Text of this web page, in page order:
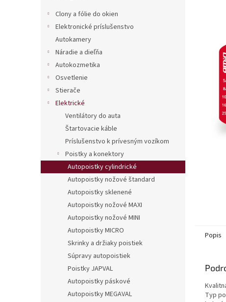
Clony a fólie do okien
Elektronické príslušenstvo
Autokamery
Náradie a dieľňa
Autokozmetika
Osvetlenie
Stierače
Elektrické
Ventilátory do auta
Štartovacie káble
Príslušenstvo k prívesným vozíkom
Poistky a konektory
Autopoistky cylindrické
Autopoistky nožové štandard
Autopoistky sklenené
Autopoistky nožové MAXI
Autopoistky nožové MINI
Autopoistky MICRO
Skrinky a držiaky poistiek
Súpravy autopoistiek
Poistky JAPVAL
Autopoistky páskové
Autopoistky MEGAVAL
Popis
Typ